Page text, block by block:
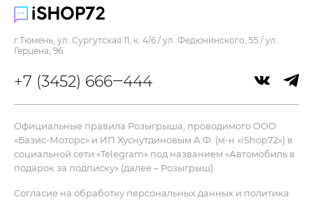
Процессор :
A19 Pro
Цвет :
светло-золотой
Ширина :
Дисплей
Яркость :
3000 нит
2736 x 1260
+7 (3452) 666‒444
г.Тюмень, ул. Сургутская 11, к. 4/6 / ул. Федюнинского, 55 / ул.
Герцена, 96
Согласие на обработку персональных данных и политика
Официальные правила Розыгрыша, проводимого ООО
«Базис-Моторс» и ИП Хуснутдиновым А.Ф. (м-н «iShop72») в
социальной сети «Telegram» под названием «Автомобиль в
подарок за подписку» (далее – Розыгрыш)